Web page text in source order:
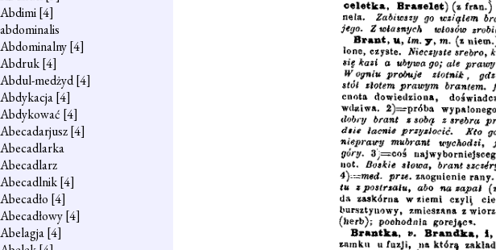
Abdimi[4]
abdominalis
Abdominalny[4]
Abdruk[4]
Abdul-medżyd[4]
Abdykacja[4]
Abdykować [4]
Abecadarjusz[4]
Abecadlarka
Abecadlarz
Abecadlnik[4]
Abecadło [4]
Abecadłowy[4]
Abelagja[4]